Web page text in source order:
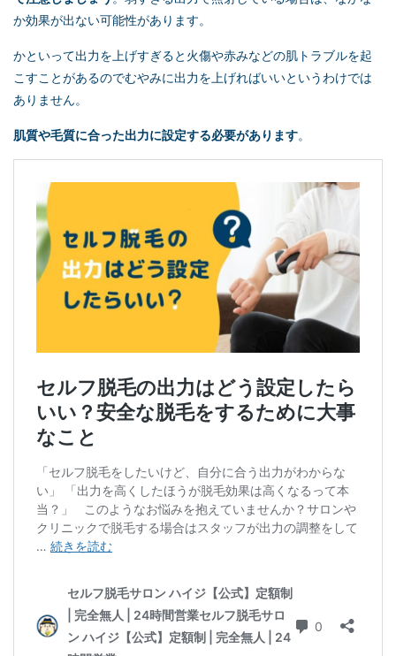
か効果が出ない可能性があります。
かといって出力を上げすぎると火傷や赤みなどの肌トラブルを起
こすことがあるのでむやみに出力を上げればいいというわけでは
ありません。
肌質や毛質に合った出力に設定する必要があります。